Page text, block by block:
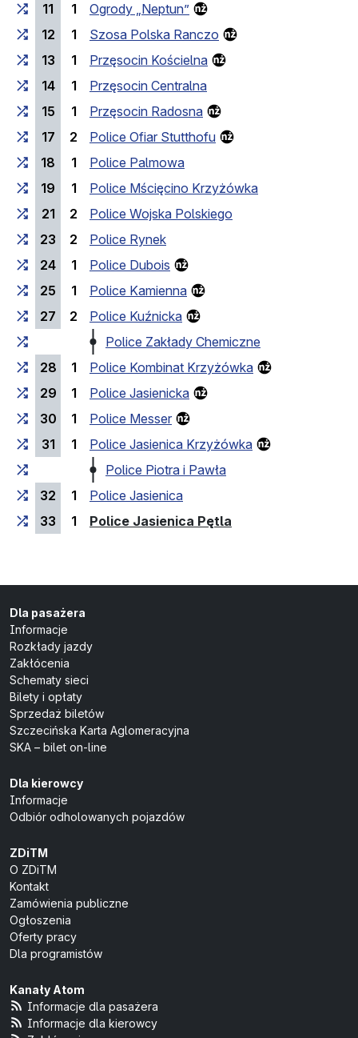
11
1
Ogrody „Neptun”
12
1
Szosa Polska Ranczo
13
1
Przęsocin Kościelna
14
1
Przęsocin Centralna
15
1
Przęsocin Radosna
17
2
Police Ofiar Stutthofu
18
1
Police Palmowa
19
1
Police Mścięcino Krzyżówka
21
2
Police Wojska Polskiego
23
2
Police Rynek
24
1
Police Dubois
25
1
Police Kamienna
27
2
Police Kuźnicka
Police Zakłady Chemiczne
28
1
Police Kombinat Krzyżówka
29
1
Police Jasienicka
30
1
Police Messer
31
1
Police Jasienica Krzyżówka
Police Piotra i Pawła
32
1
Police Jasienica
33
1 Police Jasienica Pętla
Dla pasażera
Informacje
Rozkłady jazdy
Zakłócenia
Schematy sieci
Bilety i opłaty
Sprzedaż biletów
Szczecińska Karta Aglomeracyjna
SKA – bilet on-line
Dla kierowcy
Informacje
Odbiór odholowanych pojazdów
ZDiTM
O ZDiTM
Kontakt
Zamówienia publiczne
Ogłoszenia
Oferty pracy
Dla programistów
Kanały Atom
Informacje dla pasażera
Informacje dla kierowcy